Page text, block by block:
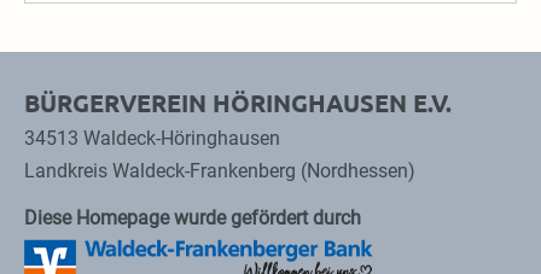
BÜRGERVEREIN HÖRINGHAUSEN E.V.
34513 Waldeck-Höringhausen
Landkreis Waldeck-Frankenberg (Nordhessen)
Diese Homepage wurde gefördert durch